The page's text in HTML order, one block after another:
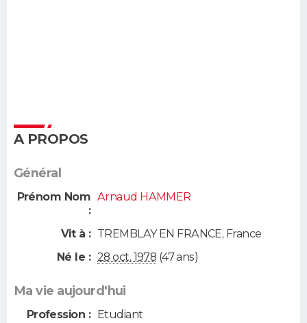
A PROPOS
Général
Prénom Nom
:
Arnaud HAMMER
Vit à : TREMBLAY EN FRANCE, France
Né le : 28 oct. 1978 (47 ans)
Ma vie aujourd'hui
Profession : Etudiant